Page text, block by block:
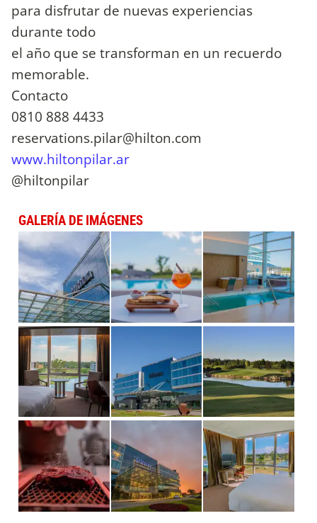
para disfrutar de nuevas experiencias
durante todo
el año que se transforman en un recuerdo
memorable.
Contacto
0810 888 4433
reservations.pilar@hilton.com
www.hiltonpilar.ar
@hiltonpilar
GALERÍA DE IMÁGENES